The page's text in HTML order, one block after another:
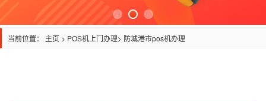
当前位置： 主页 > POS机上门办理> 防城港市pos机办理